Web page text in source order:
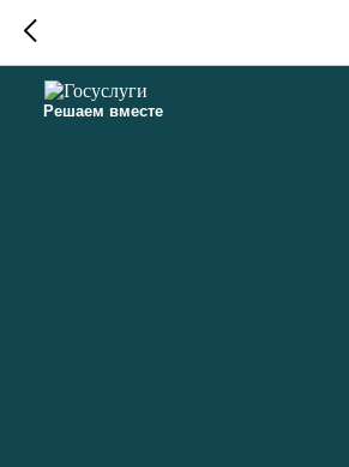
Решаем вместе